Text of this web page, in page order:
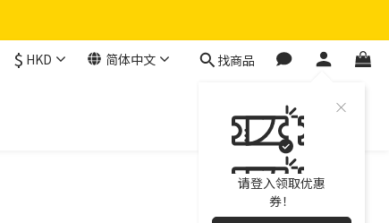
$ HKD 简体中文 找商品
请登入领取优惠
券！